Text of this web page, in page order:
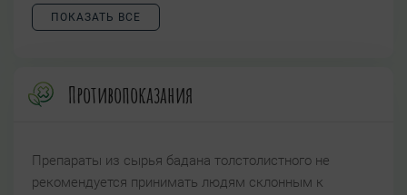
ПОКАЗАТЬ ВСЕ
Противопоказания
Препараты из сырья бадана толстолистного не
рекомендуется принимать людям склонным к